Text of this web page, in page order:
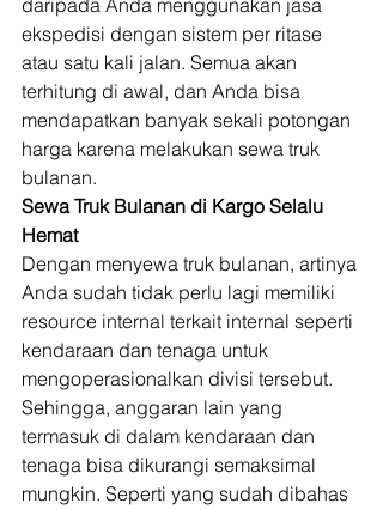
daripada Anda menggunakan jasa
ekspedisi dengan sistem per ritase
atau satu kali jalan. Semua akan
terhitung di awal, dan Anda bisa
mendapatkan banyak sekali potongan
harga karena melakukan sewa truk
bulanan.
Sewa Truk Bulanan di Kargo Selalu
Hemat
Dengan menyewa truk bulanan, artinya
Anda sudah tidak perlu lagi memiliki
resource internal terkait internal seperti
kendaraan dan tenaga untuk
mengoperasionalkan divisi tersebut.
Sehingga, anggaran lain yang
termasuk di dalam kendaraan dan
tenaga bisa dikurangi semaksimal
mungkin. Seperti yang sudah dibahas